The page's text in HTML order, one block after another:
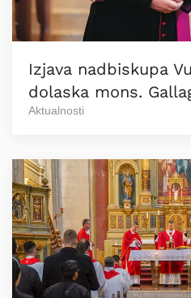
Izjava nadbiskupa
dolaska mons.
Aktualnosti